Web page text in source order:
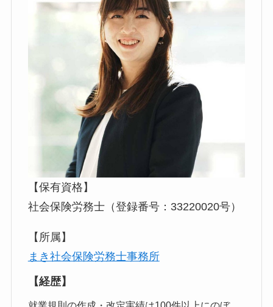
【保有資格】
社会保険労務士（登録番号：33220020号）
【所属】
まき社会保険労務士事務所
【経歴】